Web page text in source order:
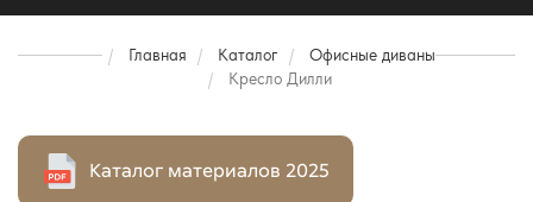
Главная Каталог
Офисные диваны
Кресло Дилли
Каталог материалов 2025